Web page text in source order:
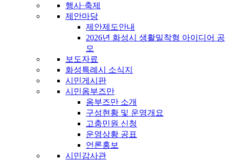
행사·축제
제안마당
제안제도안내
2026년 화성시 생활밀착형 아이디어 공
모
보도자료
화성특례시 소식지
시민게시판
시민옴부즈만
옴부즈만 소개
구성현황 및 운영개요
고충민원 신청
운영상황 공표
언론홍보
시민감사관